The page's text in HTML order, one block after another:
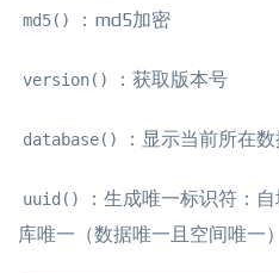
md5() ：md5加密
version() ：获取版本号
database() ：显示当前所在
uuid()
：生成唯一标识符：
库唯一（数据唯一且空间唯一）